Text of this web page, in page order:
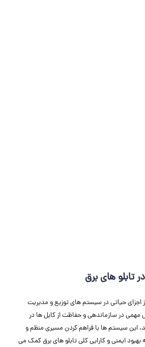
تابلو های برق
اجزای حیاتی در سیستم ‌های توزیع و مدیریت
مهمی در سازماندهی و حفاظت از کابل ‌ها در
این سیستم ‌ها با فراهم کردن مسیری منظم و
بهبود ایمنی و کارایی کلی تابلو های برق کمک می